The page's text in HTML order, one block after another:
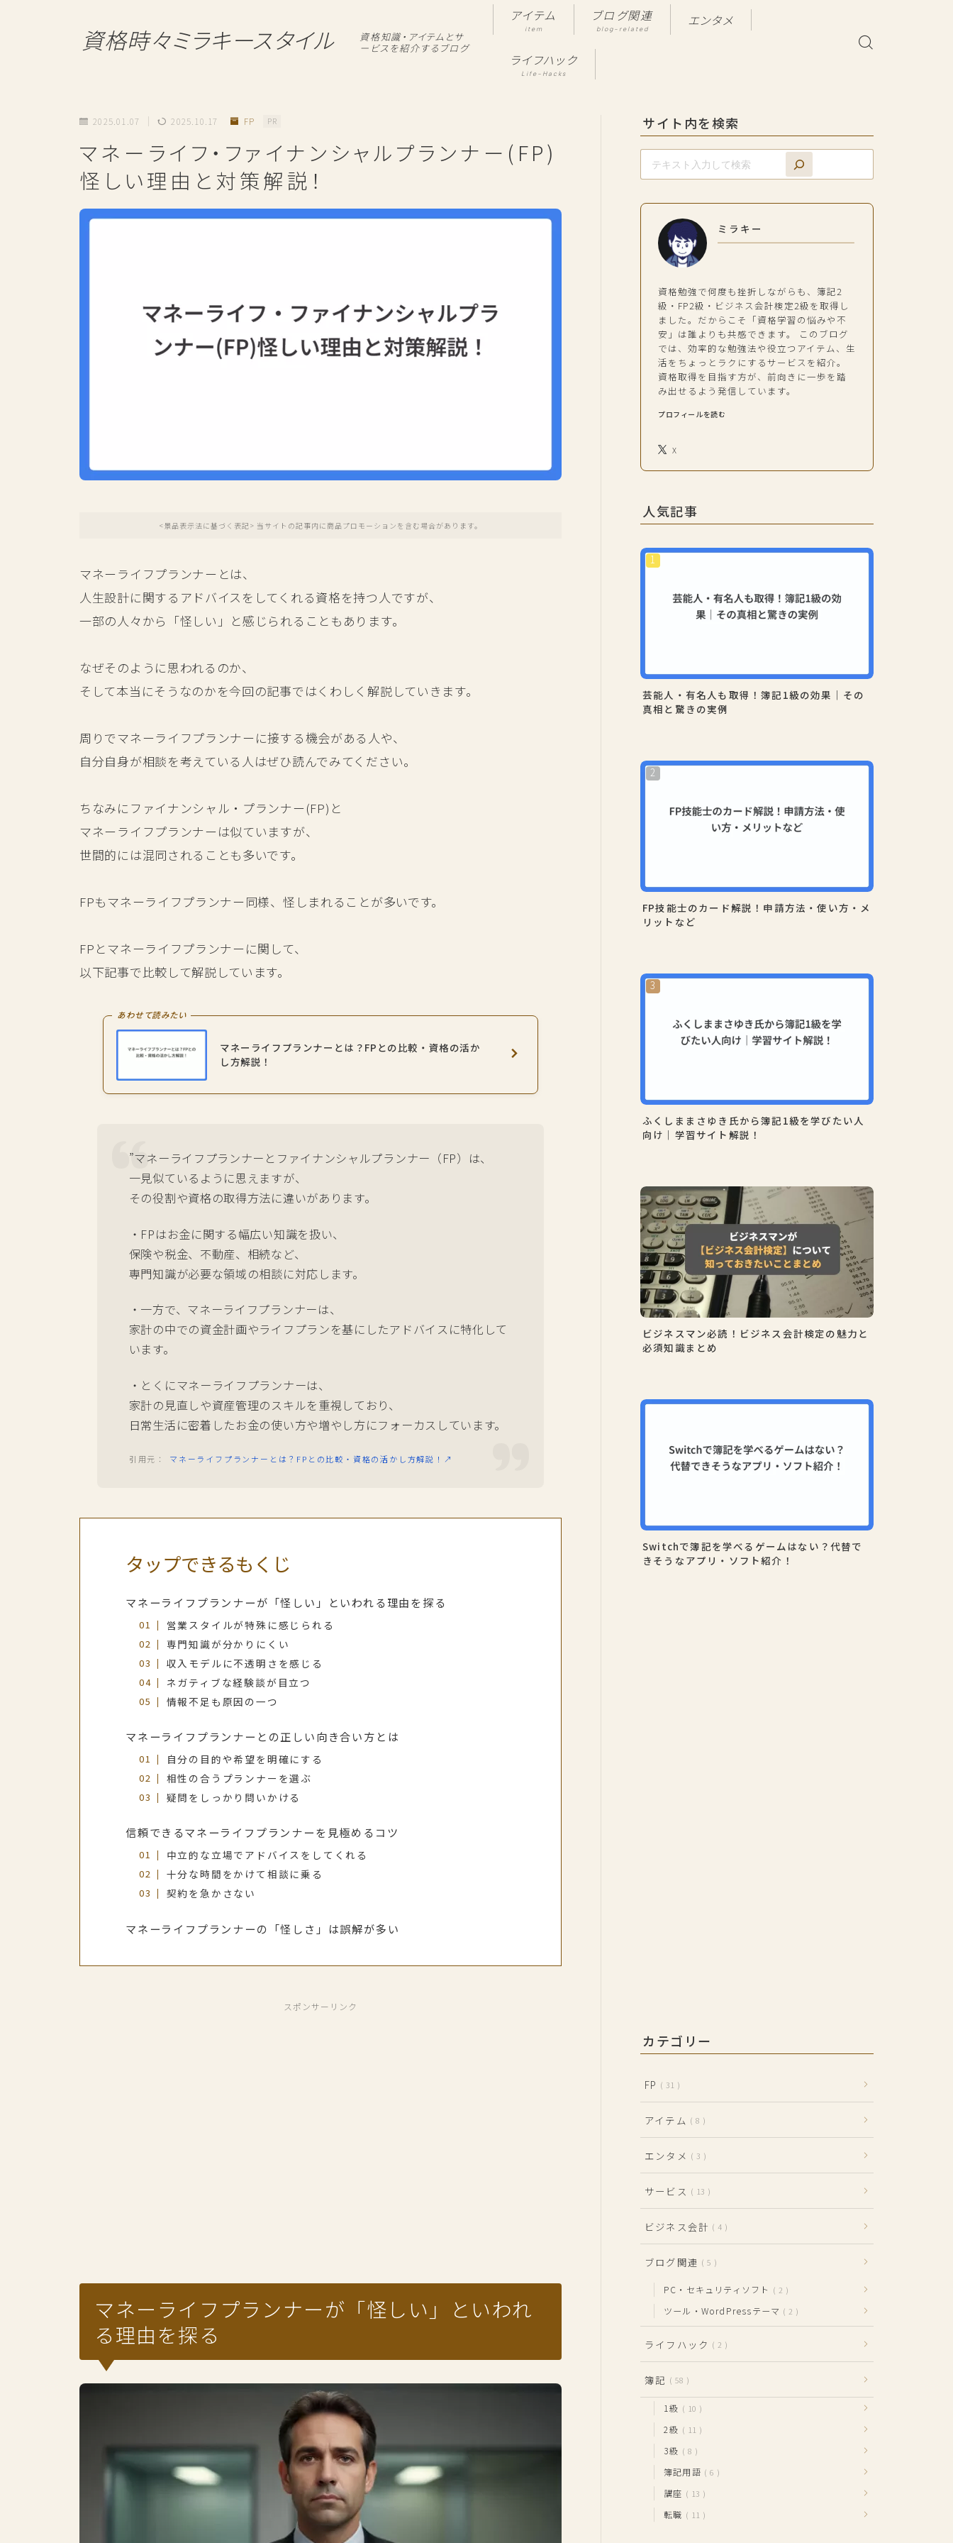
資格時々ミラキースタイル
資格知識・アイテムとサ
ービスを紹介するブログ
アイテム
item
ブログ関連
blog-related
エンタメ
ライフハック
Life-Hacks
2025.01.07 2025.10.17 FP PR
マネーライフ・ファイナンシャルプランナー(FP)
怪しい理由と対策解説！
<景品表示法に基づく表記> 当サイトの記事内に商品プロモーションを含む場合があります。
マネーライフプランナーとは、
人生設計に関するアドバイスをしてくれる資格を持つ人ですが、
一部の人々から「怪しい」と感じられることもあります。
なぜそのように思われるのか、
そして本当にそうなのかを今回の記事ではくわしく解説していきます。
周りでマネーライフプランナーに接する機会がある人や、
自分自身が相談を考えている人はぜひ読んでみてください。
ちなみにファイナンシャル・プランナー(FP)と
マネーライフプランナーは似ていますが、
世間的には混同されることも多いです。
FPもマネーライフプランナー同様、怪しまれることが多いです。
FPとマネーライフプランナーに関して、
以下記事で比較して解説しています。
あわせて読みたい
マネーライフプランナーとは？FPとの比較・資格の活か
し方解説！
”マネーライフプランナーとファイナンシャルプランナー（FP）は、
一見似ているように思えますが、
その役割や資格の取得方法に違いがあります。
・FPはお金に関する幅広い知識を扱い、
保険や税金、不動産、相続など、
専門知識が必要な領域の相談に対応します。
・一方で、マネーライフプランナーは、
家計の中での資金計画やライフプランを基にしたアドバイスに特化して
います。
・とくにマネーライフプランナーは、
家計の見直しや資産管理のスキルを重視しており、
日常生活に密着したお金の使い方や増やし方にフォーカスしています。
マネーライフプランナーとは？FPとの比較・資格の活かし方解説！↗
タップできるもくじ
マネーライフプランナーが「怪しい」といわれる理由を探る
営業スタイルが特殊に感じられる
専門知識が分かりにくい
収入モデルに不透明さを感じる
ネガティブな経験談が目立つ
情報不足も原因の一つ
マネーライフプランナーとの正しい向き合い方とは
自分の目的や希望を明確にする
相性の合うプランナーを選ぶ
疑問をしっかり問いかける
信頼できるマネーライフプランナーを見極めるコツ
中立的な立場でアドバイスをしてくれる
十分な時間をかけて相談に乗る
契約を急かさない
マネーライフプランナーの「怪しさ」は誤解が多い
スポンサーリンク
マネーライフプランナーが「怪しい」といわれ
る理由を探る
サイト内を検索
ミラキー
資格勉強で何度も挫折しながらも、簿記2
級・FP2級・ビジネス会計検定2級を取得し
ました。だからこそ「資格学習の悩みや不
安」は誰よりも共感できます。 このブログ
では、効率的な勉強法や役立つアイテム、生
活をちょっとラクにするサービスを紹介。
資格取得を目指す方が、前向きに一歩を踏
み出せるよう発信しています。
プロフィールを読む
X
人気記事
芸能人・有名人も取得！簿記1級の効果｜その
真相と驚きの実例
FP技能士のカード解説！申請方法・使い方・メ
リットなど
ふくしままさゆき氏から簿記1級を学びたい人
向け｜学習サイト解説！
ビジネスマン必読！ビジネス会計検定の魅力と
必須知識まとめ
Switchで簿記を学べるゲームはない？代替で
きそうなアプリ・ソフト紹介！
カテゴリー
FP 31
アイテム 8
エンタメ 3
サービス 13
ビジネス会計 4
ブログ関連 5
PC・セキュリティソフト 2
ツール・WordPressテーマ 2
ライフハック 2
簿記 58
1級 10
2級 11
3級 8
簿記用語 6
講座 13
転職 11